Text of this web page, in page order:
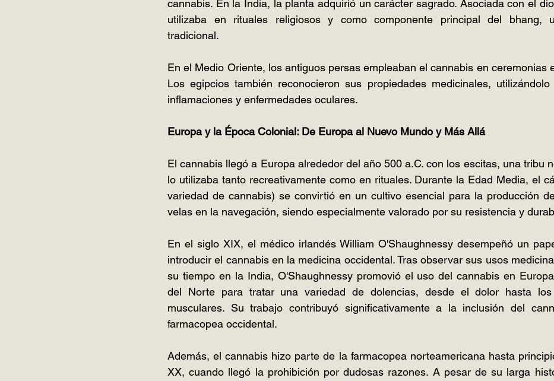
cannabis. En la India, la planta adquirió un carácter sagrado. Asociada con el
utilizaba en rituales religiosos y como componente principal del bhang,
tradicional.
En el Medio Oriente, los antiguos persas empleaban el cannabis en ceremonias
Los egipcios también reconocieron sus propiedades medicinales,
inflamaciones y enfermedades oculares.
Europa y la Época Colonial: De Europa al Nuevo Mundo y Más Allá
El cannabis llegó a Europa alrededor del año 500 a.C. con los escitas, una tribu
lo utilizaba tanto recreativamente como en rituales. Durante la Edad Media, el
variedad de cannabis) se convirtió en un cultivo esencial para la producción
velas en la navegación, siendo especialmente valorado por su resistencia y
En el siglo XIX, el médico irlandés William O'Shaughnessy desempeñó un
introducir el cannabis en la medicina occidental. Tras observar sus usos
su tiempo en la India, O'Shaughnessy promovió el uso del cannabis en
del Norte para tratar una variedad de dolencias, desde el dolor hasta los
musculares. Su trabajo contribuyó significativamente a la inclusión del
farmacopea occidental.
Además, el cannabis hizo parte de la farmacopea norteamericana hasta
XX, cuando llegó la prohibición por dudosas razones. A pesar de su larga